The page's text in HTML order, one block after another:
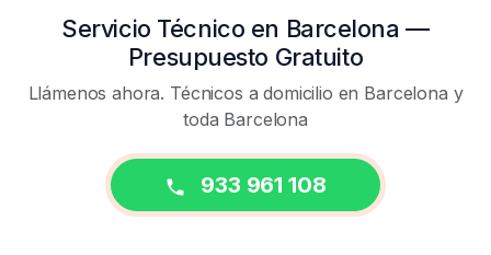
Servicio Técnico en Barcelona —
Presupuesto Gratuito
Llámenos ahora. Técnicos a domicilio en Barcelona y
toda Barcelona
933 961 108